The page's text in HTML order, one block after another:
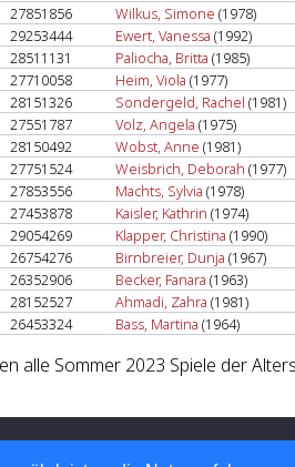
27851856 Wilkus, Simone (1978)
29253444 Ewert, Vanessa (1992)
28511131 Paliocha, Britta (1985)
27710058 Heim, Viola (1977)
28151326 Sondergeld, Rachel (1981)
27551787 Volz, Angela (1975)
28150492 Wobst, Anne (1981)
27751524 Weisbrich, Deborah (1977)
27853556 Machts, Sylvia (1978)
27453878 Kaisler, Kathrin (1974)
29054269 Klapper, Christina (1990)
26754276 Birnbreier, Dunja (1967)
26352906 Becker, Fanara (1963)
28152527 Ahmadi, Zahra (1981)
26453324 Bass, Martina (1964)
alle Sommer 2023 Spiele der